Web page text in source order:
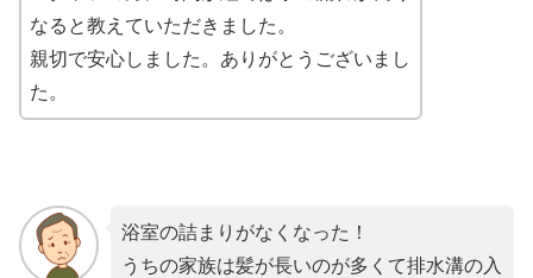
なると教えていただきました。
親切で安心しました。ありがとうございまし
た。
浴室の詰まりがなくなった！
うちの家族は髪が長いのが多くて排水溝の入